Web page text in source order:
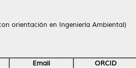
orientación en Ingeniería Ambiental)
Email
ORCID